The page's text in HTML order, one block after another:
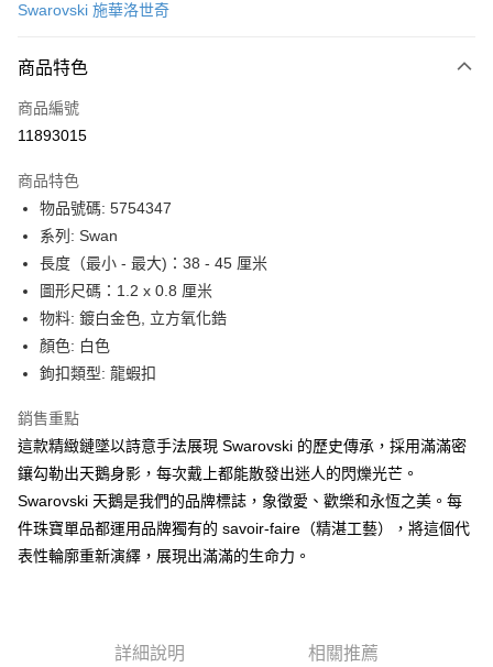
6 期 0 利率 每期
合作金庫商業銀行
上海商業儲蓄銀行
臺灣中小企業銀行
匯豐（台灣）商業銀行
聯邦商業銀行
元大商業銀行
永豐商業銀行
玉山商業銀行
台灣樂天信用卡公司
LINE Pay
Apple Pay
街口支付
悠遊付
Google Pay
全盈+PAY
大哥付你分期
相關說明
1.本服務由台灣大哥大提供，台灣大哥大用戶可立即使用無須另外申請。
2.付款方式選擇「大哥付你分期」，訂單成立後會自動跳轉到大哥付的交易
成交易。
3.實際核准額度、可分期數及費用金額請依後續交易確認頁面所載為準。
4.訂單成立30分鐘內，如未前往確認交易或遇審核未通過，訂單將自動取
消。如遇「轉專審核」未通過狀況，表示未達大哥付你分期系統評分，恕無
法說明評估內容。
帳／街口支付／iPASS MONEY」等通路繳費。
AFTEE先享後付
相關說明
【關於「AFTEE先享後付」】
便利好安心！
１．簡單：不需註冊會員、不需綁卡、不需儲值。
２．便利：只要手機號碼，簡訊認證，即可結帳。
３．安心：先確認商品／服務後，再付款。
結帳頁面，進行簡訊認證並確認金額後，即可完成結帳。
ATM付款
運送方式
付款後7-11取貨
Swarovski 施華洛世奇
商品特色
商品編號
11893015
商品特色
物品號碼: 5754347
系列: Swan
長度（最小 - 最大)：38 - 45 厘米
圖形尺碼：1.2 x 0.8 厘米
物料: 鍍白金色, 立方氧化鋯
顏色: 白色
鉤扣類型: 龍蝦扣
銷售重點
這款精緻鏈墜以詩意手法展現 Swarovski 的歷史傳承，採用滿滿密
鑲勾勒出天鵝身影，每次戴上都能散發出迷人的閃爍光芒。
Swarovski 天鵝是我們的品牌標誌，象徵愛、歡樂和永恆之美。每
件珠寶單品都運用品牌獨有的 savoir-faire（精湛工藝），將這個代
表性輪廓重新演繹，展現出滿滿的生命力。
詳細說明 相關推薦